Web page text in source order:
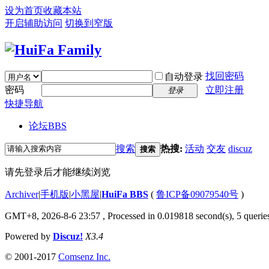
设为首页收藏本站
开启辅助访问 切换到窄版
自动登录 找回密码
密码
登录
立即注册
快捷导航
论坛BBS
搜索 搜索 热搜: 活动 交友 discuz
请先登录后才能继续浏览
Archiver|手机版|小黑屋|HuiFa BBS ( 鲁ICP备09079540号 )
GMT+8, 2026-8-6 23:57 , Processed in 0.019818 second(s), 5
Powered by Discuz! X3.4
© 2001-2017 Comsenz Inc.